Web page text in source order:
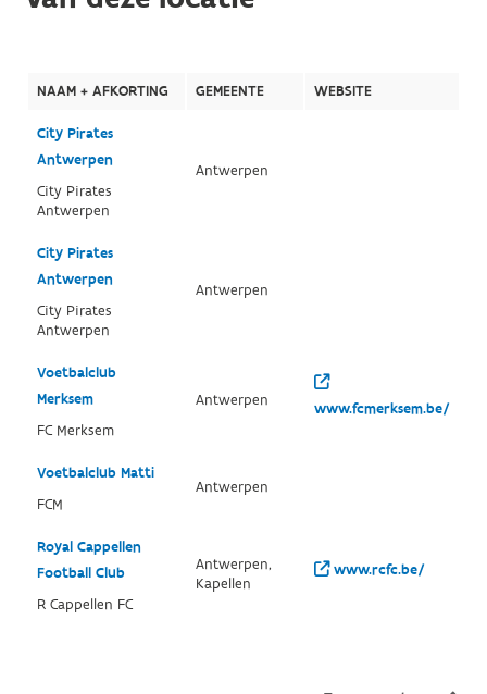
NAAM + AFKORTING GEMEENTE WEBSITE
City Pirates
Antwerpen
City Pirates
Antwerpen
Antwerpen
City Pirates
Antwerpen
City Pirates
Antwerpen
Antwerpen
Voetbalclub
Merksem
FC Merksem
Antwerpen www.fcmerksem.be/
Voetbalclub Matti
FCM
Antwerpen
Royal Cappellen
Football Club
R Cappellen FC
Antwerpen,
Kapellen
www.rcfc.be/